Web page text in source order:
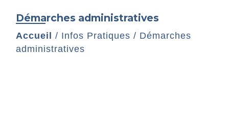
Démarches administratives
Accueil / Infos Pratiques / Démarches
administratives